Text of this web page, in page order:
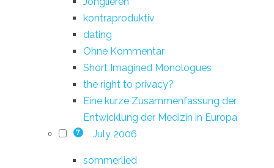
kontraproduktiv
dating
Ohne Kommentar
Short Imagined Monologues
the right to privacy?
Eine kurze Zusammenfassung der
Entwicklung der Medizin in Europa
7 July 2006
sommerlied